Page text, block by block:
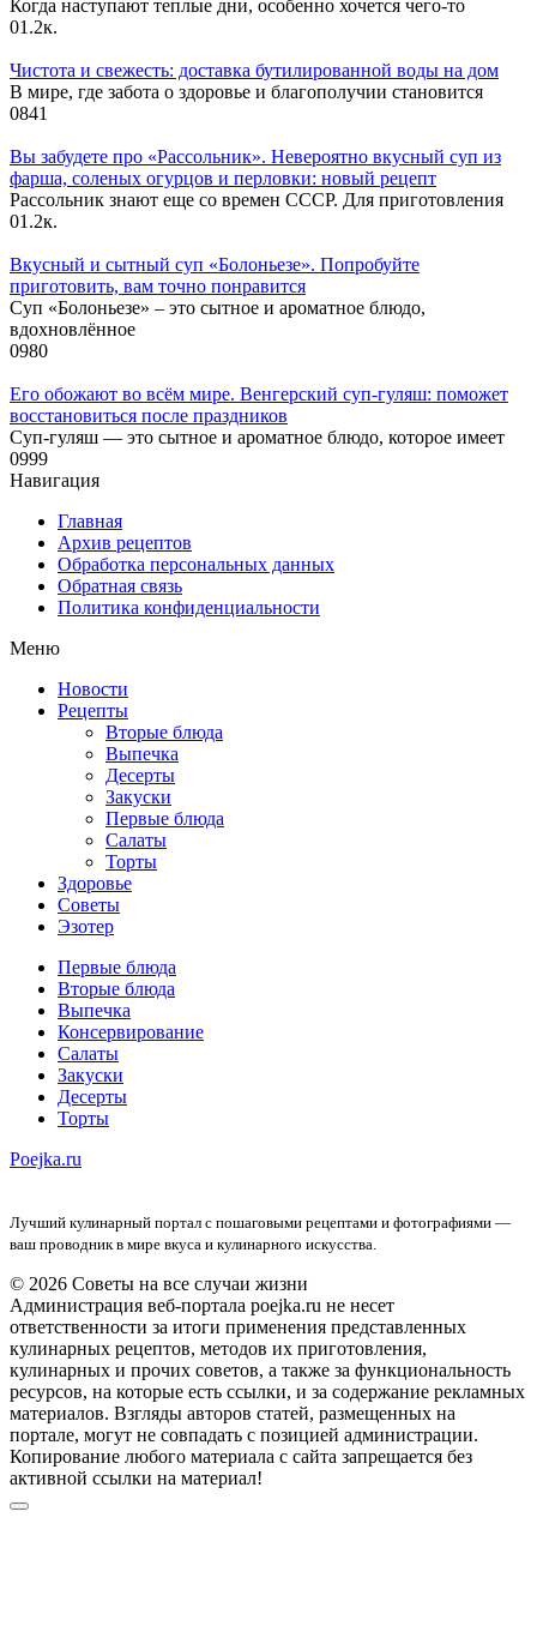
Когда наступают теплые дни, особенно хочется чего-то
01.2к.
Чистота и свежесть: доставка бутилированной воды на дом
В мире, где забота о здоровье и благополучии становится
0841
Вы забудете про «Рассольник». Невероятно вкусный суп из
фарша, соленых огурцов и перловки: новый рецепт
Рассольник знают еще со времен СССР. Для приготовления
01.2к.
Вкусный и сытный cуп «Болоньезе». Попробуйте
приготовить, вам точно понравится
Суп «Болоньезе» – это сытное и ароматное блюдо,
вдохновлённое
0980
Его обожают во всём мире. Венгерский суп-гуляш: поможет
восстановиться после праздников
Суп-гуляш — это сытное и ароматное блюдо, которое имеет
0999
Навигация
Главная
Архив рецептов
Обработка персональных данных
Обратная связь
Политика конфиденциальности
Меню
Новости
Рецепты
Вторые блюда
Выпечка
Десерты
Закуски
Первые блюда
Салаты
Торты
Здоровье
Советы
Эзотер
Первые блюда
Вторые блюда
Выпечка
Консервирование
Салаты
Закуски
Десерты
Торты
Poejka.ru
Лучший кулинарный портал с пошаговыми рецептами и фотографиями —
ваш проводник в мире вкуса и кулинарного искусства.
© 2026 Советы на все случаи жизни
Администрация веб-портала poejka.ru не несет
ответственности за итоги применения представленных
кулинарных рецептов, методов их приготовления,
кулинарных и прочих советов, а также за функциональность
ресурсов, на которые есть ссылки, и за содержание рекламных
материалов. Взгляды авторов статей, размещенных на
портале, могут не совпадать с позицией администрации.
Копирование любого материала с сайта запрещается без
активной ссылки на материал!